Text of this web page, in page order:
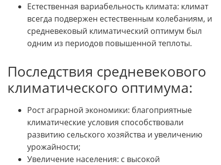
Естественная вариабельность климата: климат
всегда подвержен естественным колебаниям, и
средневековый климатический оптимум был
одним из периодов повышенной теплоты.
Последствия средневекового
климатического оптимума:
Рост аграрной экономики: благоприятные
климатические условия способствовали
развитию сельского хозяйства и увеличению
урожайности;
Увеличение населения: с высокой